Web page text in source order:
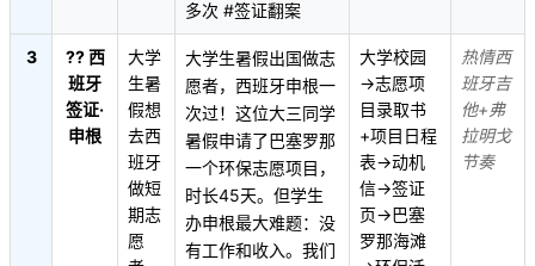
多次 #签证翻案
3
?? 西
班牙
签证·
申根
大学
生暑
假想
去西
班牙
做短
期志
愿
大学生暑假出国做志
愿者，西班牙申根一
次过！这位大三同学
暑假申请了巴塞罗那
一个环保志愿项目，
时长45天。但学生
办申根最大难题：没
有工作和收入。我们
大学校园
→志愿项
目录取书
+项目日程
表→动机
信→签证
页→巴塞
罗那海滩
热情西
班牙吉
他+弗
拉明戈
节奏